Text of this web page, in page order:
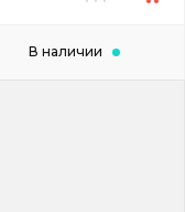
В наличии